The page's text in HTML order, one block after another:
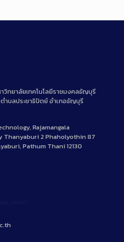
วิทยาลัยเทคโนโลยีราชมงคลธัญบุรี
ำบลประชาธิปัตย์ อำเภอธัญบุรี
Rajamangala
2 Phaholyothin 87
Pathum Thani 12130